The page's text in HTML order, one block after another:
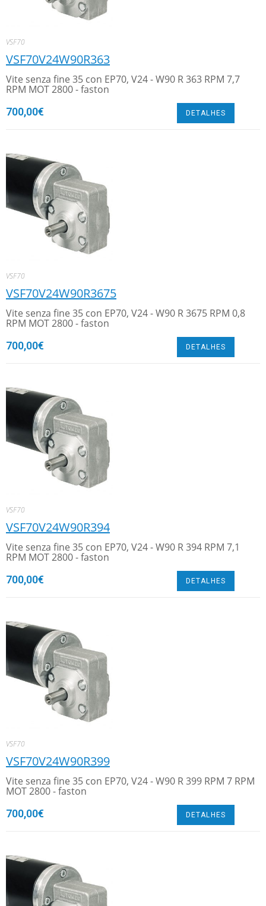
VSF70
VSF70V24W90R363
Vite senza fine 35 con EP70, V24 - W90 R 363 RPM 7,7
RPM MOT 2800 - faston
700,00€ DETALHES
VSF70
VSF70V24W90R3675
Vite senza fine 35 con EP70, V24 - W90 R 3675 RPM 0,8
RPM MOT 2800 - faston
700,00€ DETALHES
VSF70
VSF70V24W90R394
Vite senza fine 35 con EP70, V24 - W90 R 394 RPM 7,1
RPM MOT 2800 - faston
700,00€ DETALHES
VSF70
VSF70V24W90R399
Vite senza fine 35 con EP70, V24 - W90 R 399 RPM 7 RPM
MOT 2800 - faston
700,00€ DETALHES